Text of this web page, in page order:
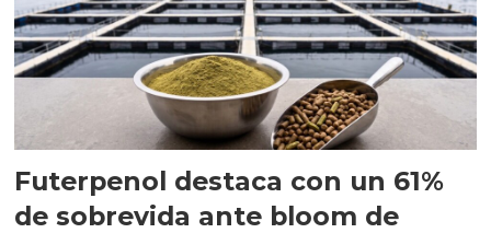
Futerpenol destaca con un 61%
de sobrevida ante bloom de